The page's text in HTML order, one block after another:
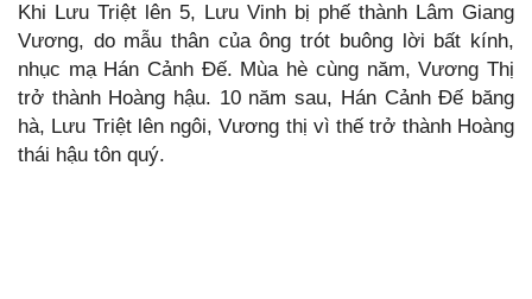
Khi Lưu Triệt lên 5, Lưu Vinh bị phế thành Lâm Giang
Vương, do mẫu thân của ông trót buông lời bất kính,
nhục mạ Hán Cảnh Đế. Mùa hè cùng năm, Vương Thị
trở thành Hoàng hậu. 10 năm sau, Hán Cảnh Đế băng
hà, Lưu Triệt lên ngôi, Vương thị vì thế trở thành Hoàng
thái hậu tôn quý.